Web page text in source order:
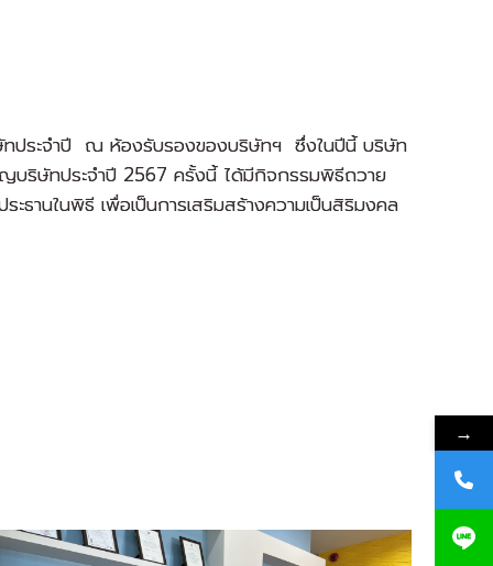
ทประจำปี ณ ห้องรับรองของบริษัทฯ ซึ่งในปีนี้ บริษัท
ญบริษัทประจำปี 2567 ครั้งนี้ ได้มีกิจกรรมพิธีถวาย
านในพิธี เพื่อเป็นการเสริมสร้างความเป็นสิริมงคล
→